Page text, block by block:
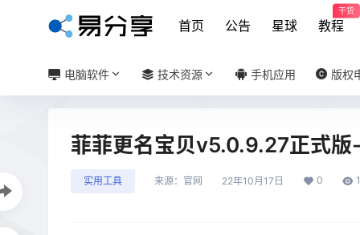
首页 公告 星球 教程
干货
电脑软件 技术资源 手机应用 版权
菲菲更名宝贝v5.0.9.27正式版
实用工具 来源： 官网 22年10月17日 0